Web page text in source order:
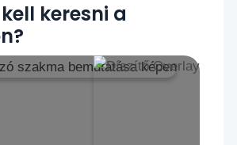
keresni a